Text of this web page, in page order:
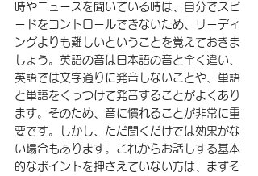
時やニュースを聞いている時は、自分でスピ
ードをコントロールできないため、リーディ
ングよりも難しいということを覚えておきま
しょう。英語の音は日本語の音と全く違い、
英語では文字通りに発音しないことや、単語
と単語をくっつけて発音することがよくあり
ます。そのため、音に慣れることが非常に重
要です。しかし、ただ聞くだけでは効果がな
い場合もあります。これからお話しする基本
的なポイントを押さえていない方は、まずそ